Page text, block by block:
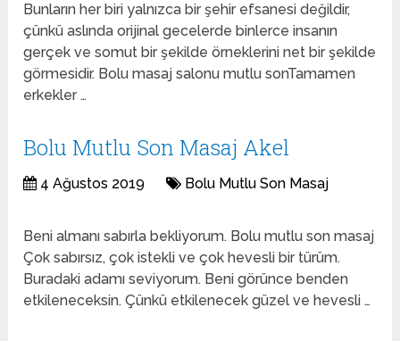
Bunların her biri yalnızca bir şehir efsanesi değildir,
çünkü aslında orijinal gecelerde binlerce insanın
gerçek ve somut bir şekilde örneklerini net bir şekilde
görmesidir. Bolu masaj salonu mutlu sonTamamen
erkekler …
Bolu Mutlu Son Masaj Akel
4 Ağustos 2019 Bolu Mutlu Son Masaj
Beni almanı sabırla bekliyorum. Bolu mutlu son masaj
Çok sabırsız, çok istekli ve çok hevesli bir türüm.
Buradaki adamı seviyorum. Beni görünce benden
etkileneceksin. Çünkü etkilenecek güzel ve hevesli …